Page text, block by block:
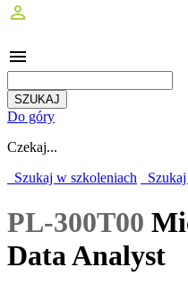
perm_identity
menu
Do góry
Czekaj...
Szukaj w szkoleniach
PL-300T00
Data Analyst